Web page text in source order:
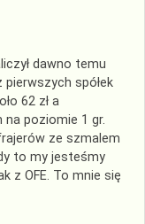
dawno temu
pierwszych spółek
62 zł a
poziomie 1 gr.
ze szmalem
to my jesteśmy
z OFE. To mnie się